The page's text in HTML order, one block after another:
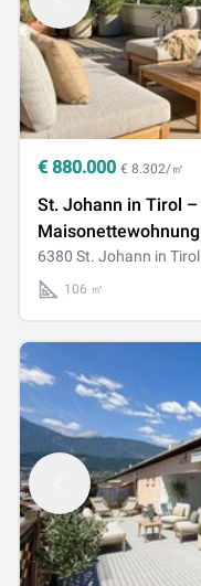
€ 880.000 € 8.302/㎡
St. Johann in Tirol
106 m²
(ca. 44 m²) und
6380 St. Johann in Tirol
106 ㎡